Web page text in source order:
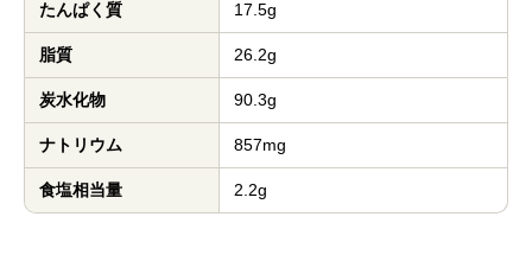
たんぱく質 17.5g
脂質 26.2g
炭水化物 90.3g
ナトリウム 857mg
食塩相当量 2.2g